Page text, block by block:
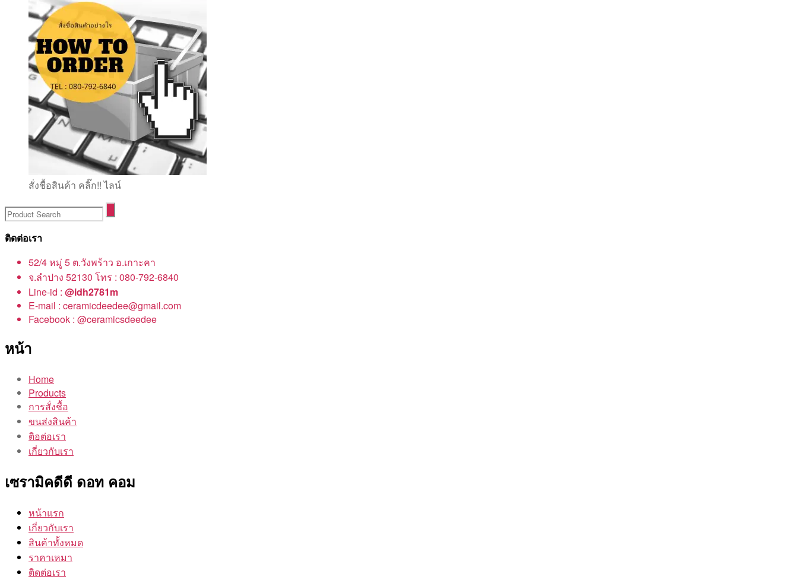
สั่งชื้อสินค้า คลิ๊ก!! ไลน์
ติดต่อเรา
52/4 หมู่ 5 ต.วังพร้าว อ.เกาะคา
จ.ลำปาง 52130 โทร : 080-792-6840
Line-id : @idh2781m
E-mail : ceramicdeedee@gmail.com
Facebook : @ceramicsdeedee
หน้า
Home
Products
การสั่งชื้อ
ขนส่งสินค้า
ติอต่อเรา
เกี่ยวกับเรา
เซรามิคดีดี ดอท คอม
หน้าแรก
เกี่ยวกับเรา
สินค้าทั้งหมด
ราคาเหมา
ติดต่อเรา